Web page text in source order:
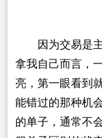
因为交易是主
拿我自己而言，
亮，第一眼看到
能错过的那种机
的单子，通常不